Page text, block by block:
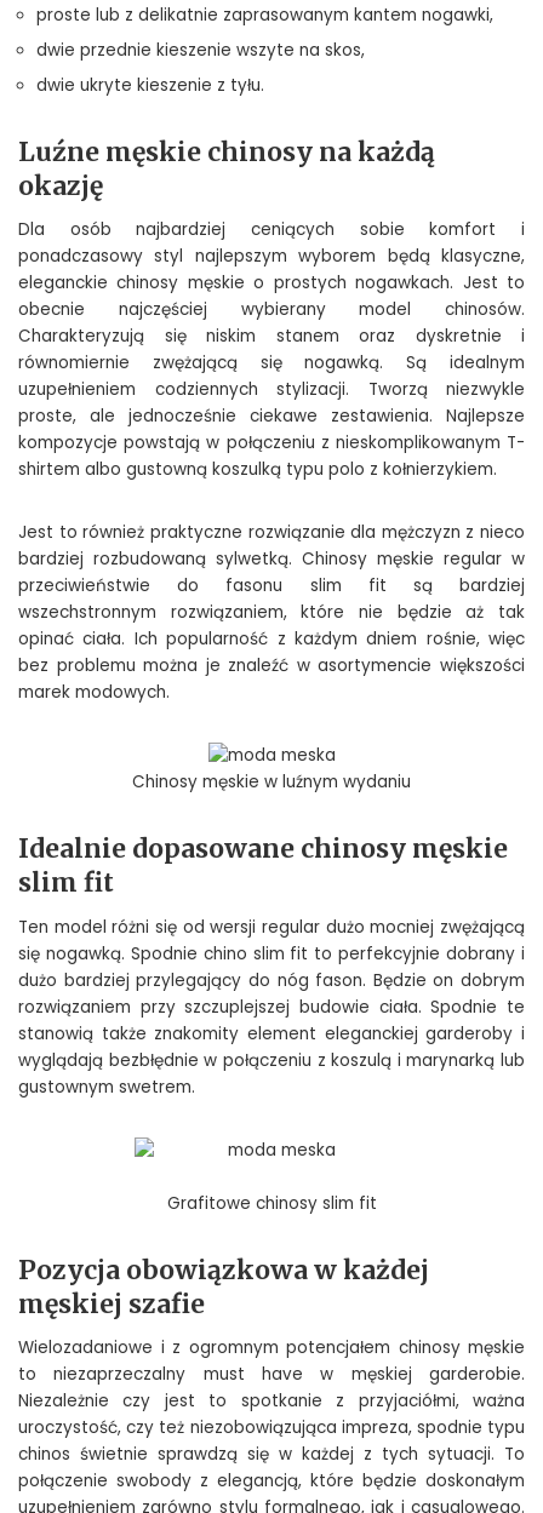
proste lub z delikatnie zaprasowanym kantem nogawki,
dwie przednie kieszenie wszyte na skos,
dwie ukryte kieszenie z tyłu.
Luźne męskie chinosy na każdą
okazję
Dla osób najbardziej ceniących sobie komfort i
ponadczasowy styl najlepszym wyborem będą klasyczne,
eleganckie chinosy męskie o prostych nogawkach. Jest to
obecnie najczęściej wybierany model chinosów.
Charakteryzują się niskim stanem oraz dyskretnie i
równomiernie zwężającą się nogawką. Są idealnym
uzupełnieniem codziennych stylizacji. Tworzą niezwykle
proste, ale jednocześnie ciekawe zestawienia. Najlepsze
kompozycje powstają w połączeniu z nieskomplikowanym T-
shirtem albo gustowną koszulką typu polo z kołnierzykiem.
Jest to również praktyczne rozwiązanie dla mężczyzn z nieco
bardziej rozbudowaną sylwetką. Chinosy męskie regular w
przeciwieństwie do fasonu slim fit są bardziej
wszechstronnym rozwiązaniem, które nie będzie aż tak
opinać ciała. Ich popularność z każdym dniem rośnie, więc
bez problemu można je znaleźć w asortymencie większości
marek modowych.
Chinosy męskie w luźnym wydaniu
Idealnie dopasowane chinosy męskie
slim fit
Ten model różni się od wersji regular dużo mocniej zwężającą
się nogawką. Spodnie chino slim fit to perfekcyjnie dobrany i
dużo bardziej przylegający do nóg fason. Będzie on dobrym
rozwiązaniem przy szczuplejszej budowie ciała. Spodnie te
stanowią także znakomity element eleganckiej garderoby i
wyglądają bezbłędnie w połączeniu z koszulą i marynarką lub
gustownym swetrem.
Grafitowe chinosy slim fit
Pozycja obowiązkowa w każdej
męskiej szafie
Wielozadaniowe i z ogromnym potencjałem chinosy męskie
to niezaprzeczalny must have w męskiej garderobie.
Niezależnie czy jest to spotkanie z przyjaciółmi, ważna
uroczystość, czy też niezobowiązująca impreza, spodnie typu
chinos świetnie sprawdzą się w każdej z tych sytuacji. To
połączenie swobody z elegancją, które będzie doskonałym
uzupełnieniem zarówno stylu formalnego, jak i casualowego.